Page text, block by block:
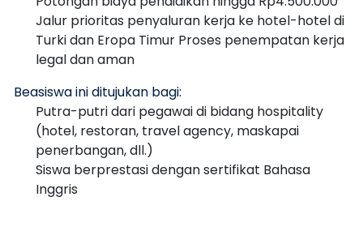
Jalur prioritas penyaluran kerja ke hotel-hotel di
Turki dan Eropa Timur Proses penempatan kerja
legal dan aman
Beasiswa ini ditujukan bagi:
Putra-putri dari pegawai di bidang hospitality
(hotel, restoran, travel agency, maskapai
penerbangan, dll.)
Siswa berprestasi dengan sertifikat Bahasa
Inggris